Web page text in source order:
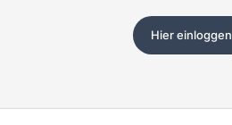
Hier einloggen